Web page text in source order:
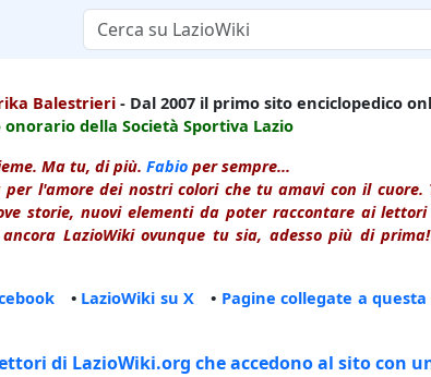
Balestrieri - Dal 2007 il primo sito enciclopedico
onorario della Società Sportiva Lazio
Ma tu, di più. Fabio per sempre...
l'amore dei nostri colori che tu amavi con il
storie, nuovi elementi da poter raccontare ai
LazioWiki ovunque tu sia, adesso più di
• LazioWiki su X • Pagine collegate a questa
di LazioWiki.org che accedono al sito con